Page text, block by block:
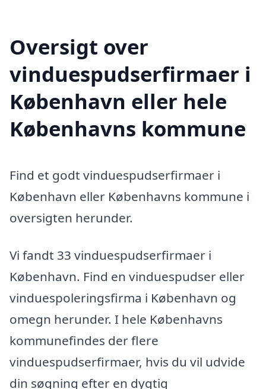
Oversigt over
vinduespudserfirmaer i
København eller hele
Københavns kommune
Find et godt vinduespudserfirmaer i
København eller Københavns kommune i
oversigten herunder.
Vi fandt 33 vinduespudserfirmaer i
København. Find en vinduespudser eller
vinduespoleringsfirma i København og
omegn herunder. I hele Københavns
kommunefindes der flere
vinduespudserfirmaer, hvis du vil udvide
din søgning efter en dygtig